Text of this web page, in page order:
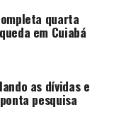
POLICIA
POR
quarta
em Cuiabá
as dívidas e
pesquisa